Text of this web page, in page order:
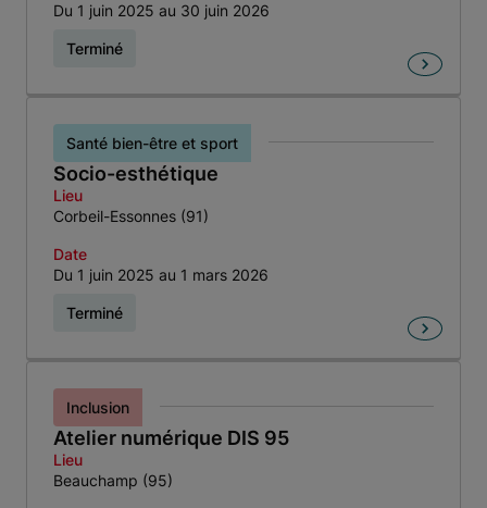
Du 1 juin 2025 au 30 juin 2026
Terminé
Socio-esthétique
Santé bien-être et sport
Lieu
Corbeil-Essonnes (91)
Date
Du 1 juin 2025 au 1 mars 2026
Terminé
Atelier numérique DIS 95
Inclusion
Lieu
Beauchamp (95)